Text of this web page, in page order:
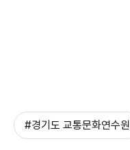
#경기도 교통문화연수원